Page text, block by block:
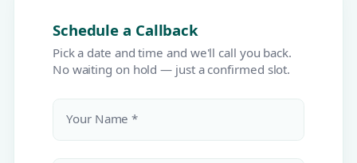
Schedule a Callback
Pick a date and time and we'll call you back.
No waiting on hold — just a confirmed slot.
Your Name *